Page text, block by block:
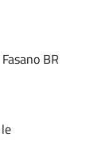
BR